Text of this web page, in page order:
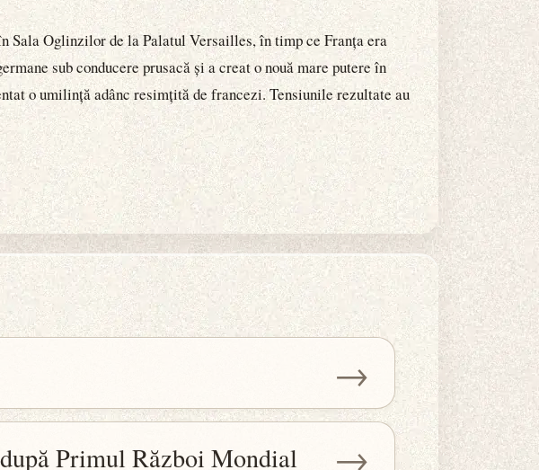
Sala Oglinzilor de la Palatul Versailles, în timp ce Franța era
sub conducere prusacă și a creat o nouă mare putere în
o umilință adânc resimțită de francezi. Tensiunile rezultate au
→
Primul Război Mondial →